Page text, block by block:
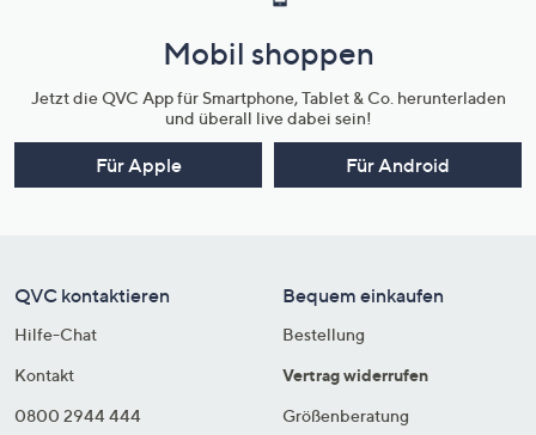
Mobil shoppen
Jetzt die QVC App für Smartphone, Tablet & Co. herunterladen
und überall live dabei sein!
Für Apple Für Android
QVC kontaktieren
Hilfe-Chat
Kontakt
0800 2944 444
Bequem einkaufen
Bestellung
Vertrag widerrufen
Größenberatung